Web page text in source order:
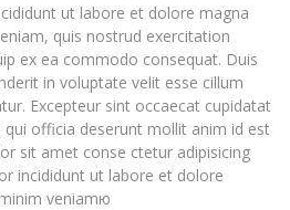
ut labore et dolore magna
quis nostrud exercitation
ex ea commodo consequat. Duis
in voluptate velit esse cillum
Excepteur sint occaecat cupidatat
officia deserunt mollit anim id est
sit amet conse ctetur adipisicing
incididunt ut labore et dolore
veniamю